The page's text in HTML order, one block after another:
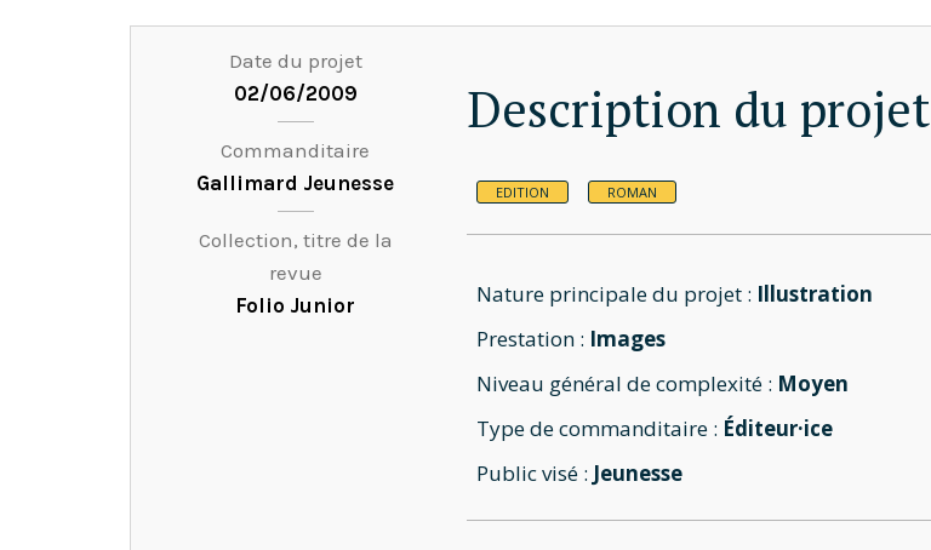
Date du projet
02/06/2009
Commanditaire
Gallimard Jeunesse
Collection, titre de la
revue
Folio Junior
Description du projet
EDITION ROMAN
Nature principale du projet : Illustration
Prestation : Images
Niveau général de complexité : Moyen
Type de commanditaire : Éditeur·ice
Public visé : Jeunesse